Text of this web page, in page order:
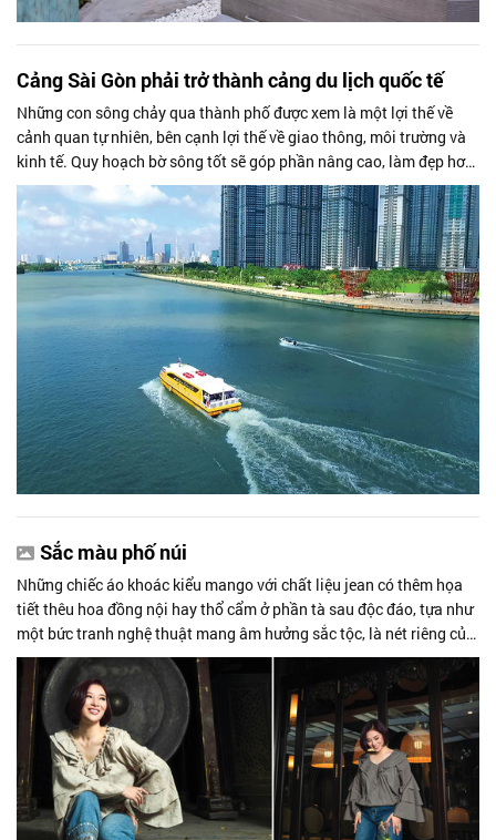
Cảng Sài Gòn phải trở thành cảng du lịch quốc tế
Những con sông chảy qua thành phố được xem là một lợi thế về
cảnh quan tự nhiên, bên cạnh lợi thế về giao thông, môi trường và
kinh tế. Quy hoạch bờ sông tốt sẽ góp phần nâng cao, làm đẹp hơn
cho cảnh quan và tạo điều kiện cho mọi người hưởng thụ giá trị văn
hóa ở đôi bờ là trách nhiệm của chính quyền.
Sắc màu phố núi
Những chiếc áo khoác kiểu mango với chất liệu jean có thêm họa
tiết thêu hoa đồng nội hay thổ cẩm ở phần tà sau độc đáo, tựa như
một bức tranh nghệ thuật mang âm hưởng sắc tộc, là nét riêng của
bộ sưu tập "Sắc màu phố núi" do Chu Thị thiết kế.